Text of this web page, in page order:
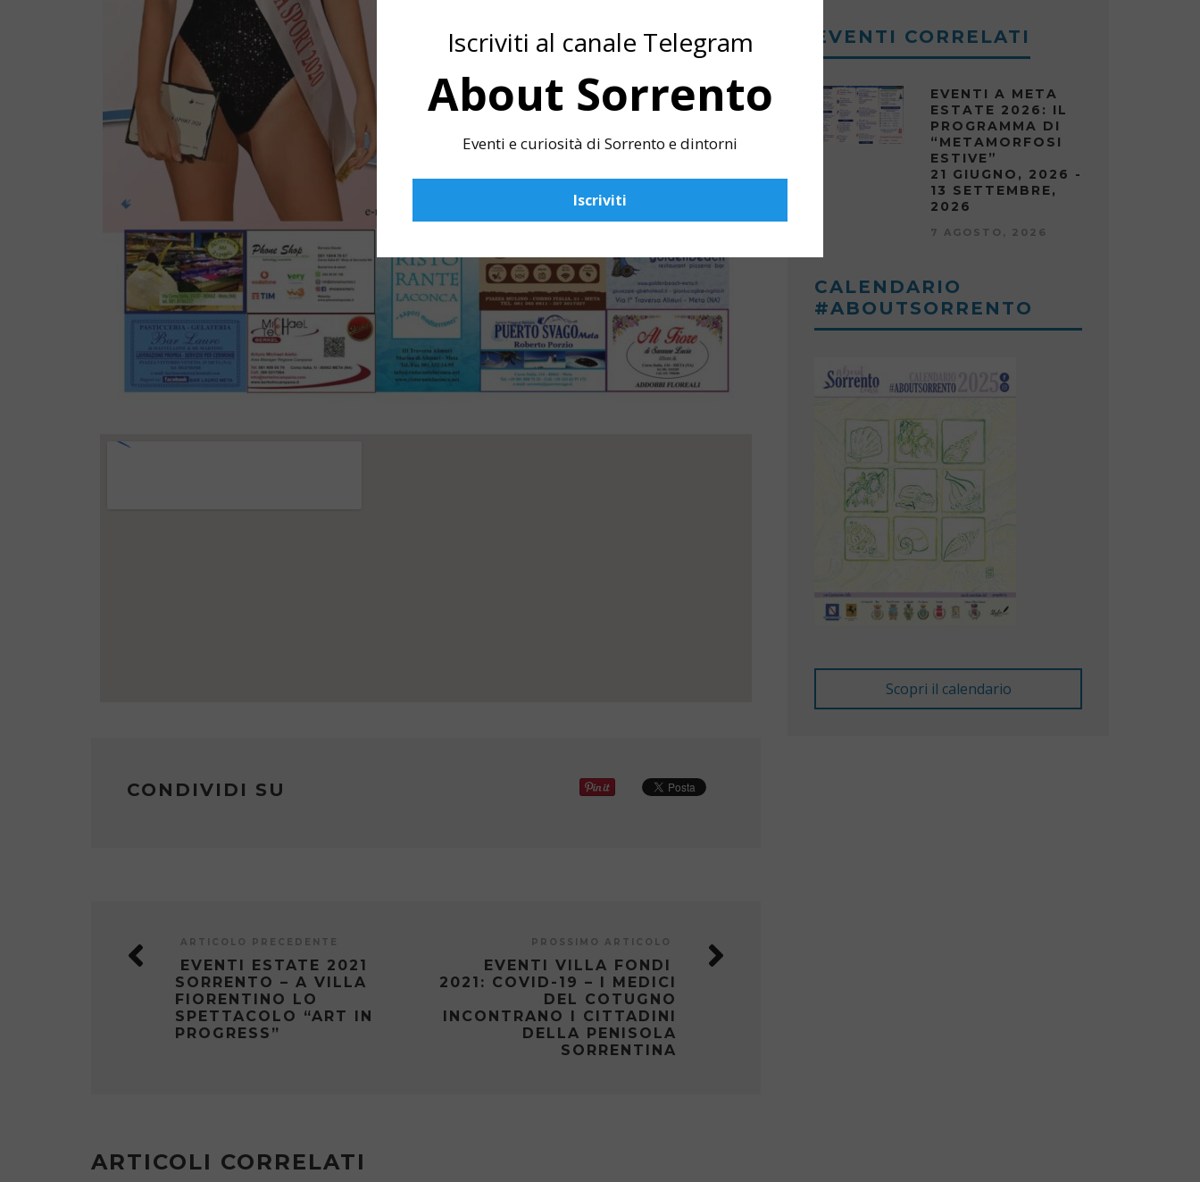
CONDIVIDI SU
ARTICOLO PRECEDENTE
EVENTI ESTATE 2021
SORRENTO – A VILLA
FIORENTINO LO
SPETTACOLO “ART IN
PROGRESS”
PROSSIMO ARTICOLO
EVENTI VILLA FONDI
2021: COVID-19 – I MEDICI
DEL COTUGNO
INCONTRANO I CITTADINI
DELLA PENISOLA
SORRENTINA
ARTICOLI CORRELATI
EVENTI CORRELATI
EVENTI A META
ESTATE 2026: IL
PROGRAMMA DI
“METAMORFOSI
ESTIVE”
21 GIUGNO, 2026 -
13 SETTEMBRE,
2026
7 AGOSTO, 2026
CALENDARIO
#ABOUTSORRENTO
Iscriviti al canale Telegram
About Sorrento
Eventi e curiosità di Sorrento e dintorni
Iscriviti